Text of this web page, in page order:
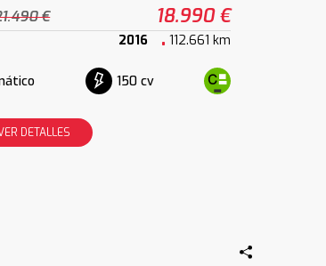
€ 18.990 €
2016 112.661 km
150 cv
DETALLES